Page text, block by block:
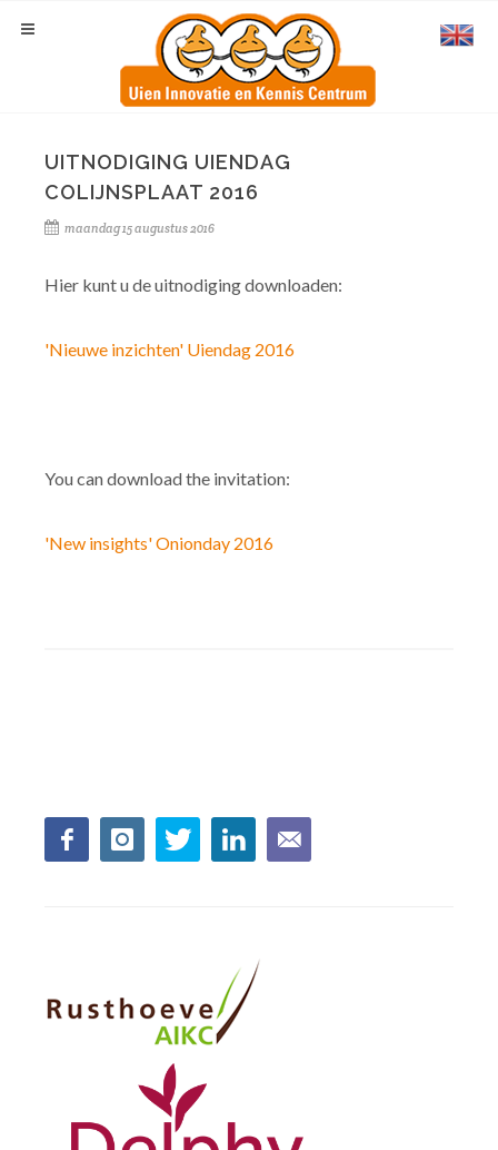
UITNODIGING UIENDAG
COLIJNSPLAAT 2016
maandag 15 augustus 2016
Hier kunt u de uitnodiging downloaden:
'Nieuwe inzichten' Uiendag 2016
You can download the invitation:
'New insights' Onionday 2016